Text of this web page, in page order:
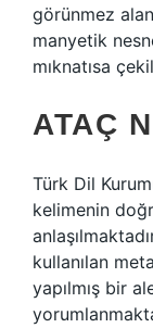
görünmez
manyetik
mıknatısa
ATAÇ
Türk Dil
kelimenin
kullanılan
yapılmış bir